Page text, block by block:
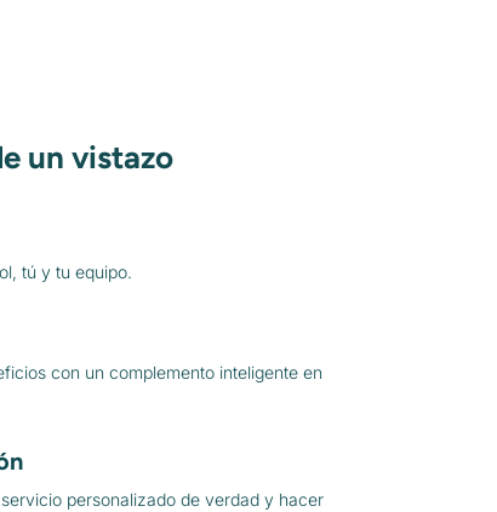
un vistazo
tú y tu equipo.
con un complemento inteligente en
personalizado de verdad y hacer